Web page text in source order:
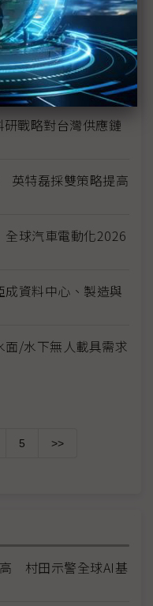
進 2026聚焦關鍵礦
政治阻力化為英特
戰略對台灣供應鏈
英特磊採雙策略提高
球汽車電動化2026
資料中心、製造與
/水下無人載具需求
5 >>
村田示警全球AI基